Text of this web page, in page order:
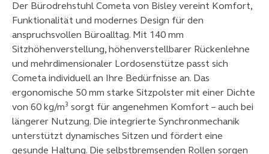
Der Bürodrehstuhl Cometa von Bisley vereint Komfort,
Funktionalität und modernes Design für den
anspruchsvollen Büroalltag. Mit 140 mm
Sitzhöhenverstellung, höhenverstellbarer Rückenlehne
und mehrdimensionaler Lordosenstütze passt sich
Cometa individuell an Ihre Bedürfnisse an. Das
ergonomische 50 mm starke Sitzpolster mit einer Dichte
von 60 kg/m³ sorgt für angenehmen Komfort – auch bei
längerer Nutzung. Die integrierte Synchronmechanik
unterstützt dynamisches Sitzen und fördert eine
gesunde Haltung. Die selbstbremsenden Rollen sorgen